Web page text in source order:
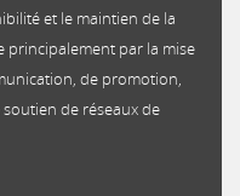
et le maintien de la
principalement par la mise
de promotion,
de réseaux de